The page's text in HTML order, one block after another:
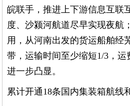
皖联手，推进上下游信息互联
度、沙颍河航道尽早实现夜航
用，从河南出发的货运船舶经
带，运输时间至少缩短1/3，运
进一步凸显。
累计开通18条国内集装箱航线